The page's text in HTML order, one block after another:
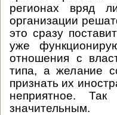
регионах вряд
организации
это сразу
уже
отношения с
типа, а желание
признать их
неприятное.
значительным.